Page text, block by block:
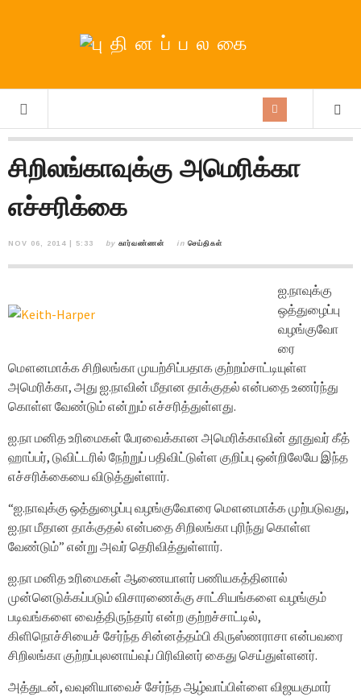
சிறிலங்காவுக்கு அமெரிக்கா
எச்சரிக்கை
NOV 06, 2014 | 5:33 by கார்வண்ணன் in செய்திகள்
ஐ.நாவுக்கு
ஒத்துழைப்பு
வழங்குவோ
ரை
மௌனமாக்க சிறிலங்கா முயற்சிப்பதாக குற்றம்சாட்டியுள்ள
அமெரிக்கா, அது ஐ.நாவின் மீதான தாக்குதல் என்பதை உணர்ந்து
கொள்ள வேண்டும் என்றும் எச்சரித்துள்ளது.
ஐ.நா மனித உரிமைகள் பேரவைக்கான அமெரிக்காவின் தூதுவர் கீத்
ஹாப்பர், டுவிட்டரில் நேற்றுப் பதிவிட்டுள்ள குறிப்பு ஒன்றிலேயே இந்த
எச்சரிக்கையை விடுத்துள்ளார்.
“ஐ.நாவுக்கு ஒத்துழைப்பு வழங்குவோரை மௌனமாக்க முற்படுவது,
ஐ.நா மீதான தாக்குதல் என்பதை சிறிலங்கா புரிந்து கொள்ள
வேண்டும்” என்று அவர் தெரிவித்துள்ளார்.
ஐ.நா மனித உரிமைகள் ஆணையாளர் பணியகத்தினால்
முன்னெடுக்கப்படும் விசாரணைக்கு சாட்சியங்களை வழங்கும்
படிவங்களை வைத்திருந்தார் என்ற குற்றச்சாட்டில்,
கிளிநொச்சியைச் சேர்ந்த சின்னத்தம்பி கிருஸ்ணராசா என்பவரை
சிறிலங்கா குற்றப்புலனாய்வுப் பிரிவினர் கைது செய்துள்ளனர்.
அத்துடன், வவுனியாவைச் சேர்ந்த ஆழ்வாப்பிள்ளை விஜயகுமார்